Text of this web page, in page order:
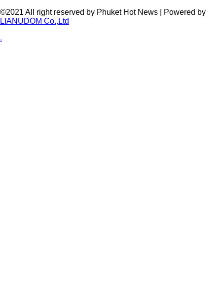
©2021 All right reserved by Phuket Hot News | Powered by
LIANUDOM Co.,Ltd
.